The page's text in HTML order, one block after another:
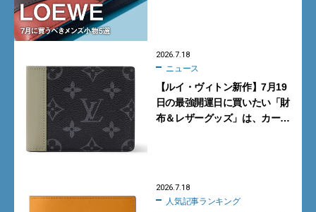
2026.7.18
ニュース
【ルイ・ヴィトン新作】7月19
日の最強開運日に買いたい「財
布＆レザーグッズ」は、カーキ
2026.7.18
人気記事ランキング